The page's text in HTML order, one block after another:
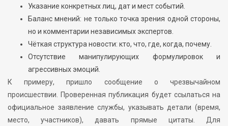
Указание конкретных лиц, дат и мест событий.
Баланс мнений: не только точка зрения одной стороны,
но и комментарии независимых экспертов.
Чёткая структура новости: кто, что, где, когда, почему.
Отсутствие манипулирующих формулировок и
агрессивных эмоций.
К примеру, пришло сообщение о чрезвычайном
происшествии. Проверенная публикация будет ссылаться на
официальное заявление службы, указывать детали (время,
место, участников), давать прямые цитаты. Для